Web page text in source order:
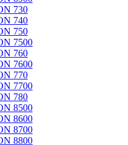
730
740
750
7500
760
7600
770
7700
780
8500
8600
8700
8800